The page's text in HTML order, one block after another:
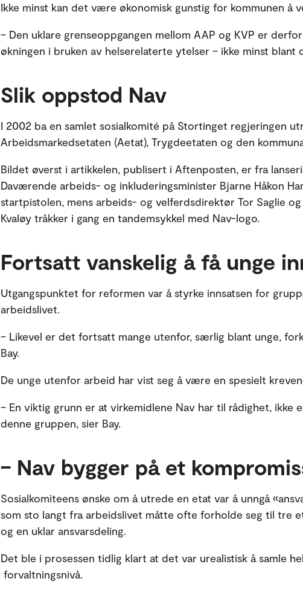
Ikke minst kan det være økonomisk gunstig for kommunen å
– Den uklare grenseoppgangen mellom AAP og KVP er
økningen i bruken av helserelaterte ytelser – ikke minst blant
Slik oppstod Nav
I 2002 ba en samlet sosialkomité på Stortinget regjeringen
Arbeidsmarkedsetaten (Aetat), Trygdeetaten og den
Bildet øverst i artikkelen, publisert i Aftenposten, er fra
Daværende arbeids- og inkluderingsminister Bjarne Håkon
startpistolen, mens arbeids- og velferdsdirektør Tor Saglie
Kvaløy tråkker i gang en tandemsykkel med Nav-logo.
Fortsatt vanskelig å få unge
Utgangspunktet for reformen var å styrke innsatsen for
arbeidslivet.
– Likevel er det fortsatt mange utenfor, særlig blant unge,
Bay.
De unge utenfor arbeid har vist seg å være en spesielt
– En viktig grunn er at virkemidlene Nav har til rådighet, ikke
denne gruppen, sier Bay.
– Nav bygger på et
Sosialkomiteens ønske om å utrede en etat var å unngå
som sto langt fra arbeidslivet måtte ofte forholde seg til tre
og en uklar ansvarsdeling.
Det ble i prosessen tidlig klart at det var urealistisk å samle
forvaltningsnivå.